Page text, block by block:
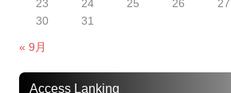
« 9月
23
24 25 26 27
30
31
Access Lanking